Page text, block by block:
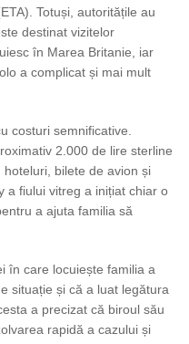
Totuși, autoritățile au
destinat vizitelor
în Marea Britanie, iar
a complicat și mai mult
costuri semnificative.
2.000 de lire sterline
bilete de avion și
a fiului vitreg a inițiat chiar o
a ajuta familia să
în care locuiește familia a
situație și că a luat legătura
a precizat că biroul său
rapidă a cazului și